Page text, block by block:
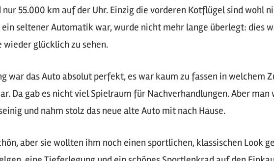
55.000 km auf der Uhr. Einzig die vorderen Kotflügel sind wohl
ein seltener Automatik war, wurde nicht mehr lange überlegt: dies
glücklich zu sehen.
war das Auto absolut perfekt, es war kaum zu fassen in welchem
Da gab es nicht viel Spielraum für Nachverhandlungen. Aber man
und nahm stolz das neue alte Auto mit nach Hause.
aber sie wollten ihm noch einen sportlichen, klassischen Look